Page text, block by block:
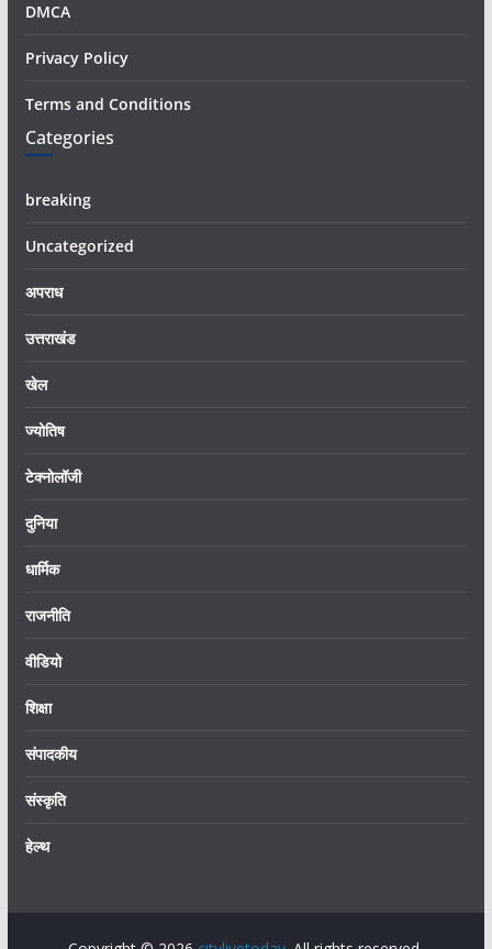
DMCA
Privacy Policy
Terms and Conditions
Categories
breaking
Uncategorized
अपराध
उत्तराखंड
खेल
ज्योतिष
टेक्नोलॉजी
दुनिया
धार्मिक
राजनीति
वीडियो
शिक्षा
संपादकीय
संस्कृति
हेल्थ